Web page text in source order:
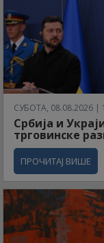
СУБОТА, 08.08.2026 |
Србија и
трговинске
ПРОЧИТАЈ ВИШЕ